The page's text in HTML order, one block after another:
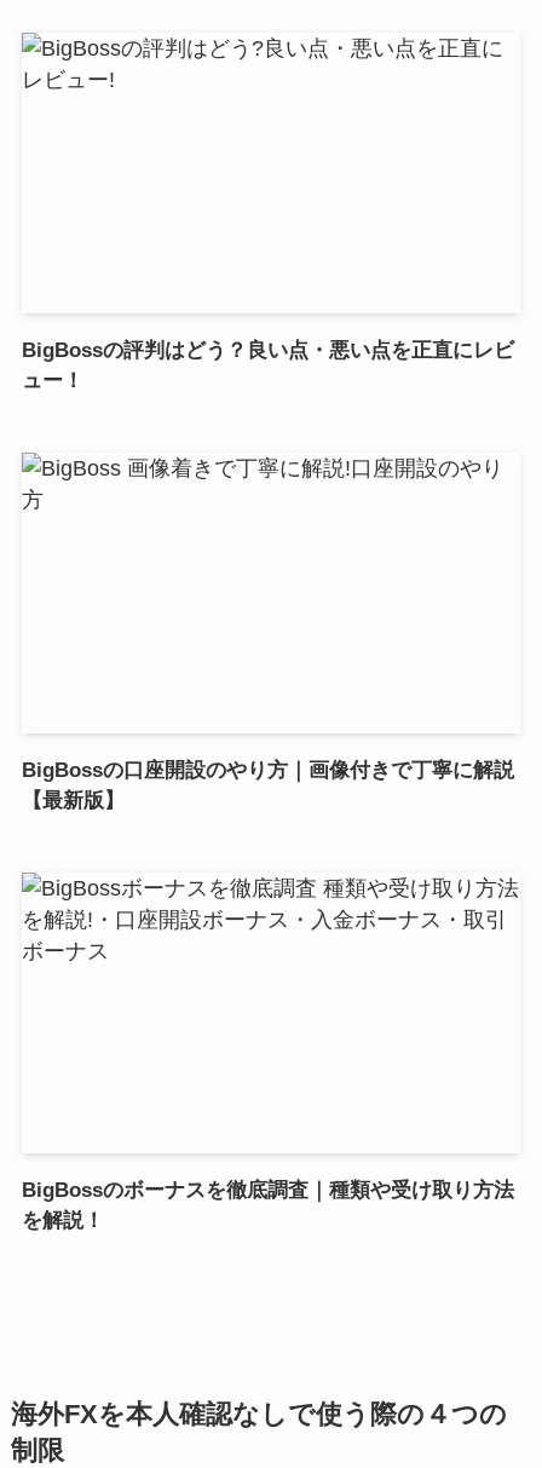
BigBossの評判はどう？良い点・悪い点を正直にレビ
ュー！
BigBossの口座開設のやり方｜画像付きで丁寧に解説
【最新版】
BigBossのボーナスを徹底調査｜種類や受け取り方法
を解説！
海外FXを本人確認なしで使う際の４つの
制限